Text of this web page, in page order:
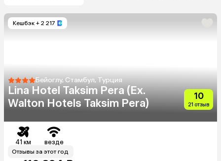
Кешбэк + 2 217
Бейоглу, Стамбул, Турция
Lina Hotel Taksim Pera (Ex.
Walton Hotels Taksim Pera)
10
21 отзыв
41 км везде
Отзывы за этот год